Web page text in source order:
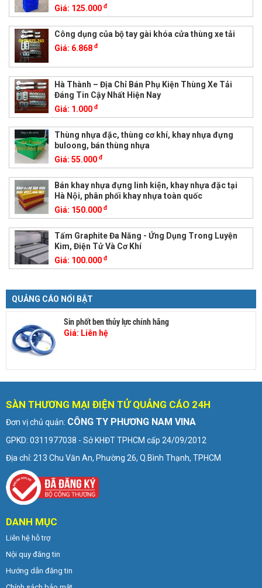
Giá: 125.000 đ
Công dụng của bộ tay gài khóa cửa thùng xe tải
Giá: 6.868 đ
Hà Thành – Địa Chỉ Bán Phụ Kiện Thùng Xe Tải
Đáng Tin Cậy Nhất Hiện Nay
Giá: 1.000 đ
Thùng nhựa đặc, thùng cơ khí, khay nhựa đựng
buloong, bán thùng nhựa
Giá: 55.000 đ
Bán khay nhựa đựng linh kiện, khay nhựa đặc tại
Hà Nội, phân phối khay nhựa toàn quốc
Giá: 150.000 đ
Tấm Graphite Đa Năng - Ứng Dụng Trong Luyện
Kim, Điện Tử Và Cơ Khí
Giá: 100.000 đ
QUẢNG CÁO NỔI BẬT
Sin phốt ben thủy lực chính hãng
Giá: Liên hệ
SÀN THƯƠNG MẠI ĐIỆN TỬ QUẢNG CÁO 24H
Đơn vị chủ quản: CÔNG TY PHƯƠNG NAM VINA
GPKD: 0311977038 - Sở KHĐT TPHCM cấp 24/09/2012
Địa chỉ: 213 Chu Văn An, Phường 26, Q.Bình Thạnh, TPHCM
DANH MỤC
Liên hệ hỗ trợ
Nội quy đăng tin
Hướng dẫn đăng tin